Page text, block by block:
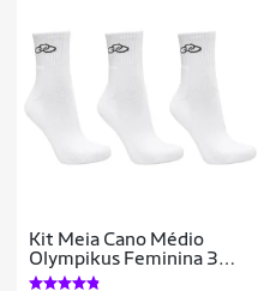
Kit Meia Cano Médio
Olympikus Feminina 3
Pares